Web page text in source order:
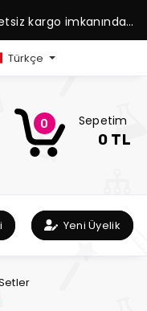
kargo imkanından
Türkçe
0 Sepetim
0 TL
Yeni Üyelik